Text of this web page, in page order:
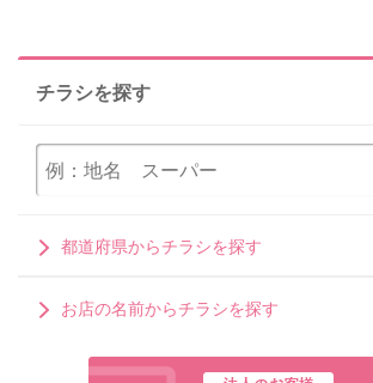
チラシを探す
都道府県からチラシを探す
お店の名前からチラシを探す